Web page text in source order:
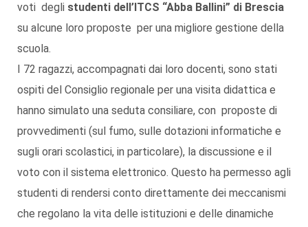
voti degli studenti dell’ITCS “Abba Ballini” di Brescia
su alcune loro proposte per una migliore gestione della
scuola.
I 72 ragazzi, accompagnati dai loro docenti, sono stati
ospiti del Consiglio regionale per una visita didattica e
hanno simulato una seduta consiliare, con proposte di
provvedimenti (sul fumo, sulle dotazioni informatiche e
sugli orari scolastici, in particolare), la discussione e il
voto con il sistema elettronico. Questo ha permesso agli
studenti di rendersi conto direttamente dei meccanismi
che regolano la vita delle istituzioni e delle dinamiche